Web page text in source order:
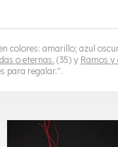
colores: amarillo; azul
o eternas. (35) y Ramos y
para regalar.".